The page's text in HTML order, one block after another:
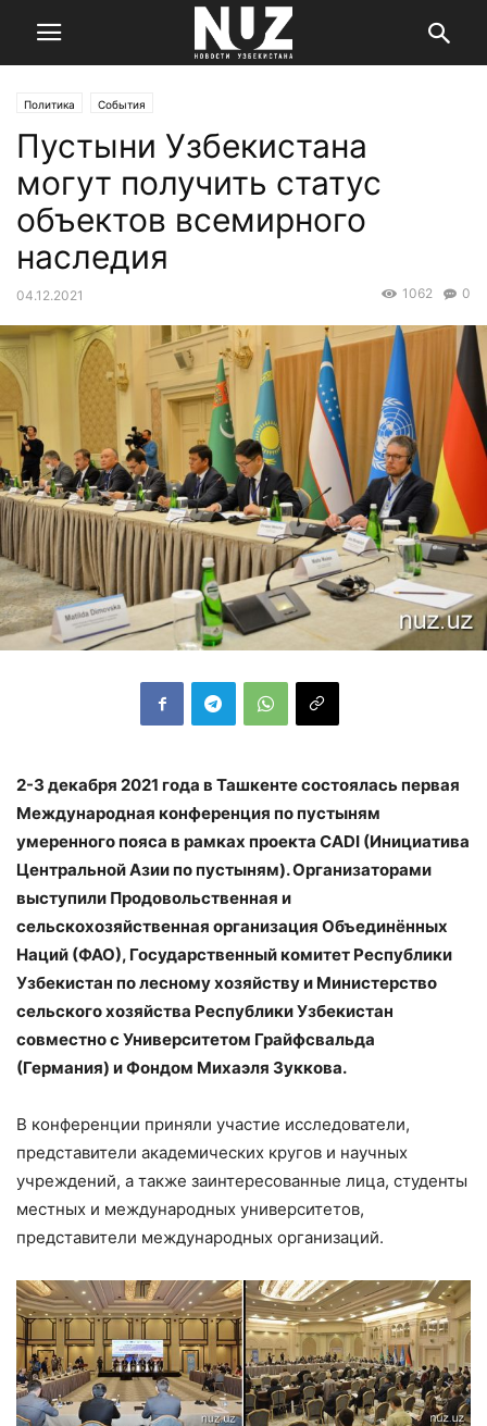
Политика События
Пустыни Узбекистана
могут получить статус
объектов всемирного
наследия
04.12.2021 0
1062
2-3 декабря 2021 года в Ташкенте состоялась первая
Международная конференция по пустыням
умеренного пояса в рамках проекта CADI (Инициатива
Центральной Азии по пустыням). Организаторами
выступили Продовольственная и
сельскохозяйственная организация Объединённых
Наций (ФАО), Государственный комитет Республики
Узбекистан по лесному хозяйству и Министерство
сельского хозяйства Республики Узбекистан
совместно с Университетом Грайфсвальда
(Германия) и Фондом Михаэля Зуккова.
В конференции приняли участие исследователи,
представители академических кругов и научных
учреждений, а также заинтересованные лица, студенты
местных и международных университетов,
представители международных организаций.